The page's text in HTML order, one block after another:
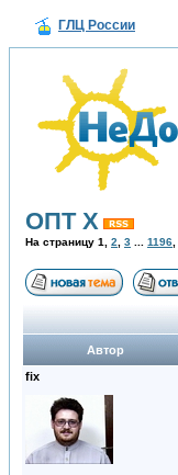
ГЛЦ России
ОПТ Х
На страницу 1 2 3 1196
Автор
fix